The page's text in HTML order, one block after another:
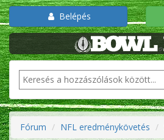
Belépés
Fórum NFL eredménykövetés